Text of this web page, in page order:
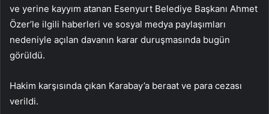
ve yerine kayyım atanan Esenyurt Belediye Başkanı Ahmet
Özer’le ilgili haberleri ve sosyal medya paylaşımları
nedeniyle açılan davanın karar duruşmasında bugün
görüldü.
Hakim karşısında çıkan Karabay’a beraat ve para cezası
verildi.